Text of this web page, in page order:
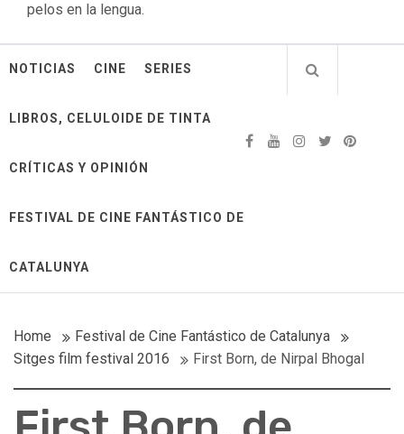
pelos en la lengua.
NOTICIAS CINE SERIES
LIBROS, CELULOIDE DE TINTA
CRÍTICAS Y OPINIÓN
FESTIVAL DE CINE FANTÁSTICO DE
CATALUNYA
Home
Festival de Cine Fantástico de Catalunya
Sitges film festival 2016
First Born, de Nirpal Bhogal